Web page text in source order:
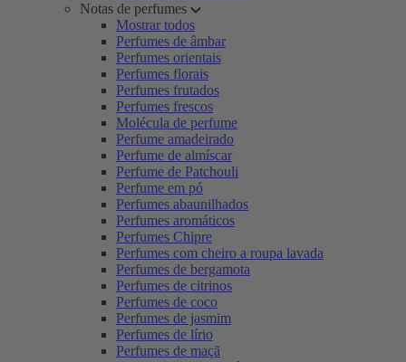
Notas de perfumes
Mostrar todos
Perfumes de âmbar
Perfumes orientais
Perfumes florais
Perfumes frutados
Perfumes frescos
Molécula de perfume
Perfume amadeirado
Perfume de almíscar
Perfume de Patchouli
Perfume em pó
Perfumes abaunilhados
Perfumes aromáticos
Perfumes Chipre
Perfumes com cheiro a roupa lavada
Perfumes de bergamota
Perfumes de citrinos
Perfumes de coco
Perfumes de jasmim
Perfumes de lírio
Perfumes de maçã